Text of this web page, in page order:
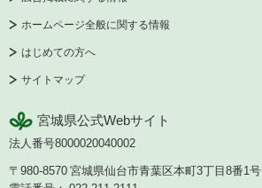
ホームページ全般に関する情報
はじめての方へ
サイトマップ
宮城県公式Webサイト
法人番号8000020040002
〒980-8570 宮城県仙台市青葉区本町3丁目8番1号